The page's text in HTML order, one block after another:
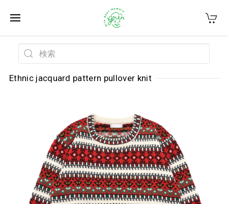
Ethnic jacquard pattern pullover knit